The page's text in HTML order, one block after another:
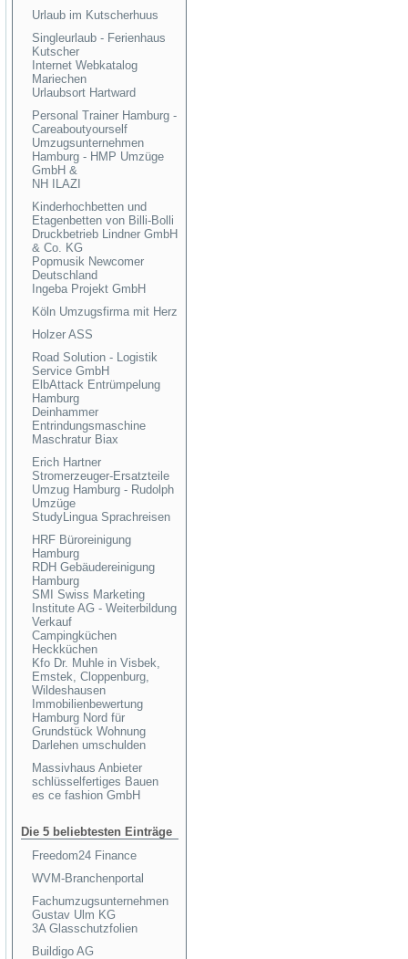
Urlaub im Kutscherhuus
Singleurlaub - Ferienhaus
Kutscher
Internet Webkatalog
Mariechen
Urlaubsort Hartward
Personal Trainer Hamburg -
Careaboutyourself
Umzugsunternehmen
Hamburg - HMP Umzüge
GmbH &
NH ILAZI
Kinderhochbetten und
Etagenbetten von Billi-Bolli
Druckbetrieb Lindner GmbH
& Co. KG
Popmusik Newcomer
Deutschland
Ingeba Projekt GmbH
Köln Umzugsfirma mit Herz
Holzer ASS
Road Solution - Logistik
Service GmbH
ElbAttack Entrümpelung
Hamburg
Deinhammer
Entrindungsmaschine
Maschratur Biax
Erich Hartner
Stromerzeuger-Ersatzteile
Umzug Hamburg - Rudolph
Umzüge
StudyLingua Sprachreisen
HRF Büroreinigung
Hamburg
RDH Gebäudereinigung
Hamburg
SMI Swiss Marketing
Institute AG - Weiterbildung
Verkauf
Campingküchen
Heckküchen
Kfo Dr. Muhle in Visbek,
Emstek, Cloppenburg,
Wildeshausen
Immobilienbewertung
Hamburg Nord für
Grundstück Wohnung
Darlehen umschulden
Massivhaus Anbieter
schlüsselfertiges Bauen
es ce fashion GmbH
Die 5 beliebtesten Einträge
Freedom24 Finance
WVM-Branchenportal
Fachumzugsunternehmen
Gustav Ulm KG
3A Glasschutzfolien
Buildigo AG